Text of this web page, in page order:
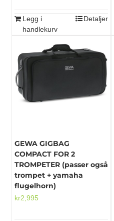
Legg i
handlekurv
Detaljer
GEWA GIGBAG
COMPACT FOR 2
TROMPETER (passer også
trompet + yamaha
flugelhorn)
kr2,995